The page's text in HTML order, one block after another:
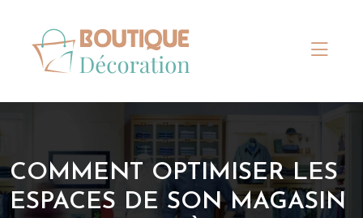
COMMENT OPTIMISER LES
ESPACES DE SON MAGASIN